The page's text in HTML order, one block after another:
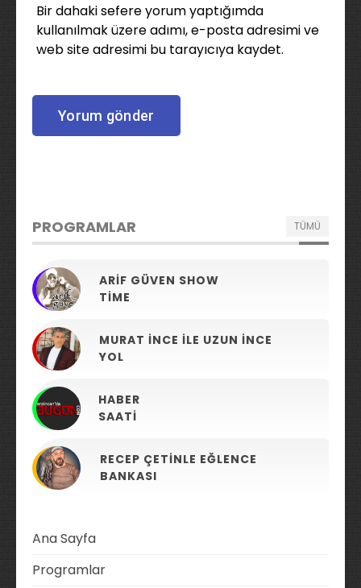
Bir dahaki sefere yorum yaptığımda
kullanılmak üzere adımı, e-posta adresimi ve
web site adresimi bu tarayıcıya kaydet.
PROGRAMLAR TÜMÜ
ARIF GÜVEN SHOW
TIME
MURAT İNCE ILE UZUN İNCE
YOL
HABER
SAATI
RECEP ÇETINLE EĞLENCE
BANKASI
Ana Sayfa
Programlar